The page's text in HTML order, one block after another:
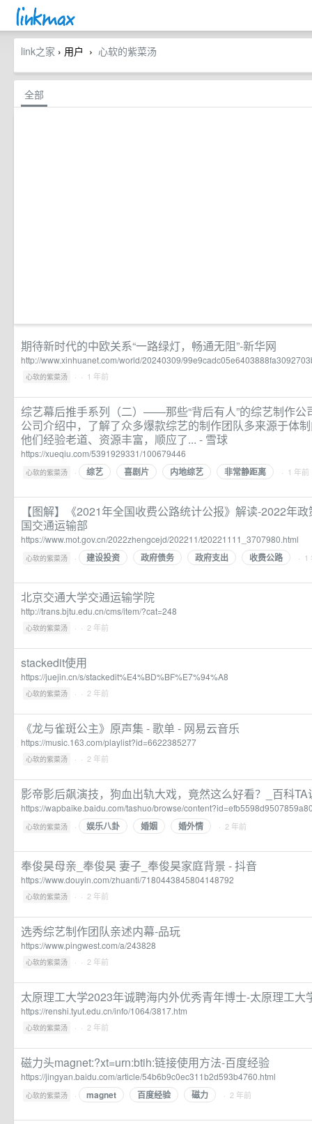
link之家 › 用户 › 心软的紫菜汤
全部
期待新时代的中欧关系“一路绿灯，畅通无阻”-新华网
http://www.xinhuanet.com/world/20240309/
心软的紫菜汤 · · 1 年前
综艺幕后推手系列（二）——那些“背后有人”的综艺制作公
公司介绍中，了解了众多爆款综艺的制作团队多来源于体
他们经验老道、资源丰富，顺应了... - 雪球
https://xueqiu.com/5391929331/100679446
心软的紫菜汤 · 综艺 喜剧片 内地综艺 非常静距离 · 1 年前
【图解】《2021年全国收费公路统计公报》解读-2022年
国交通运输部
https://www.mot.gov.cn/2022zhengcejd/202211/t20221111_3707980.html
心软的紫菜汤 · 建设投资 政府债务 政府支出 收费公路 · 1
北京交通大学交通运输学院
http://trans.bjtu.edu.cn/cms/item/?cat=248
心软的紫菜汤 · · 2 年前
stackedit使用
https://juejin.cn/s/stackedit%E4%BD%BF%E7%94%A8
心软的紫菜汤 · · 2 年前
《龙与雀斑公主》原声集 - 歌单 - 网易云音乐
https://music.163.com/playlist?id=6622385277
心软的紫菜汤 · · 2 年前
影帝影后飙演技，狗血出轨大戏，竟然这么好看？_百科TA
https://wapbaike.baidu.com/tashuo/browse/
心软的紫菜汤 · 娱乐八卦 婚姻 婚外情 · 2 年前
奉俊昊母亲_奉俊昊 妻子_奉俊昊家庭背景 - 抖音
https://www.douyin.com/zhuanti/7180443845804148792
心软的紫菜汤 · · 2 年前
选秀综艺制作团队亲述内幕-品玩
https://www.pingwest.com/a/243828
心软的紫菜汤 · · 2 年前
太原理工大学2023年诚聘海内外优秀青年博士-太原理工大
https://renshi.tyut.edu.cn/info/1064/3817.htm
心软的紫菜汤 · · 2 年前
磁力头magnet:?xt=urn:btih:链接使用方法-百度经验
https://jingyan.baidu.com/article/54b6b9c0ec311b2d593b4760.html
心软的紫菜汤 · magnet 百度经验 磁力 · 2 年前